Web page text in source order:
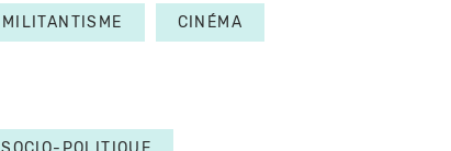
MILITANTISME CINÉMA